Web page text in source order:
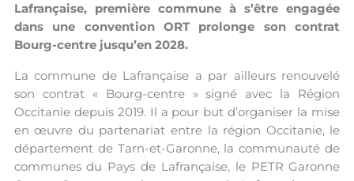
Lafrançaise, première commune à s’être engagée
dans une convention ORT prolonge son contrat
Bourg-centre jusqu’en 2028.
La commune de Lafrançaise a par ailleurs renouvelé
son contrat « Bourg-centre » signé avec la Région
Occitanie depuis 2019. Il a pour but d’organiser la mise
en œuvre du partenariat entre la région Occitanie, le
département de Tarn-et-Garonne, la communauté de
communes du Pays de Lafrançaise, le PETR Garonne